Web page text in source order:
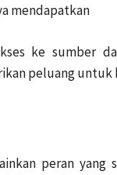
mendapatkan
ke sumber
peluang
peran